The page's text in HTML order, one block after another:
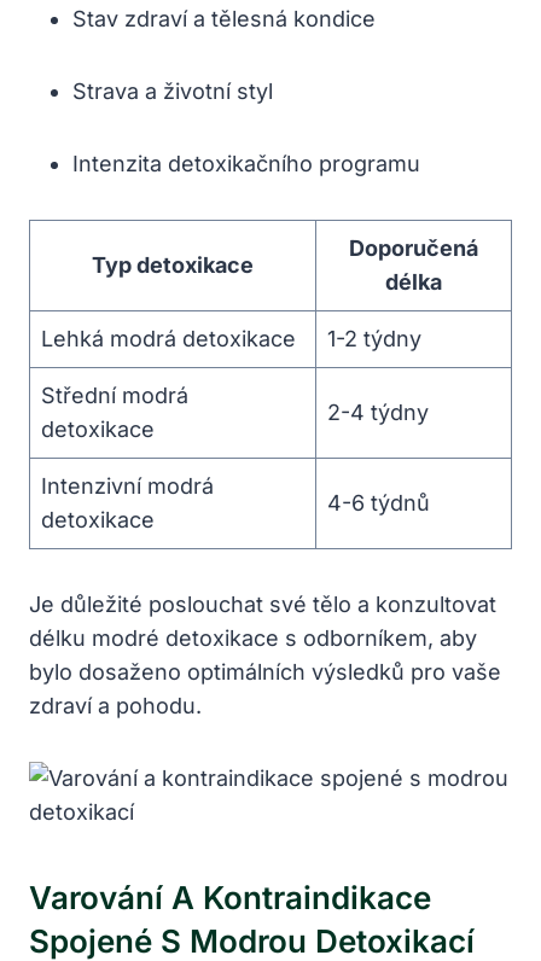
Stav zdraví a tělesná kondice
Strava a životní styl
Intenzita detoxikačního programu
Typ detoxikace
Doporučená
délka
Lehká modrá detoxikace 1-2 týdny
Střední modrá
detoxikace
2-4 týdny
Intenzivní modrá
detoxikace
4-6 týdnů
Je důležité poslouchat své tělo a konzultovat
délku modré detoxikace s odborníkem, aby
bylo dosaženo optimálních výsledků pro vaše
zdraví a pohodu.
Varování A Kontraindikace
Spojené S Modrou Detoxikací